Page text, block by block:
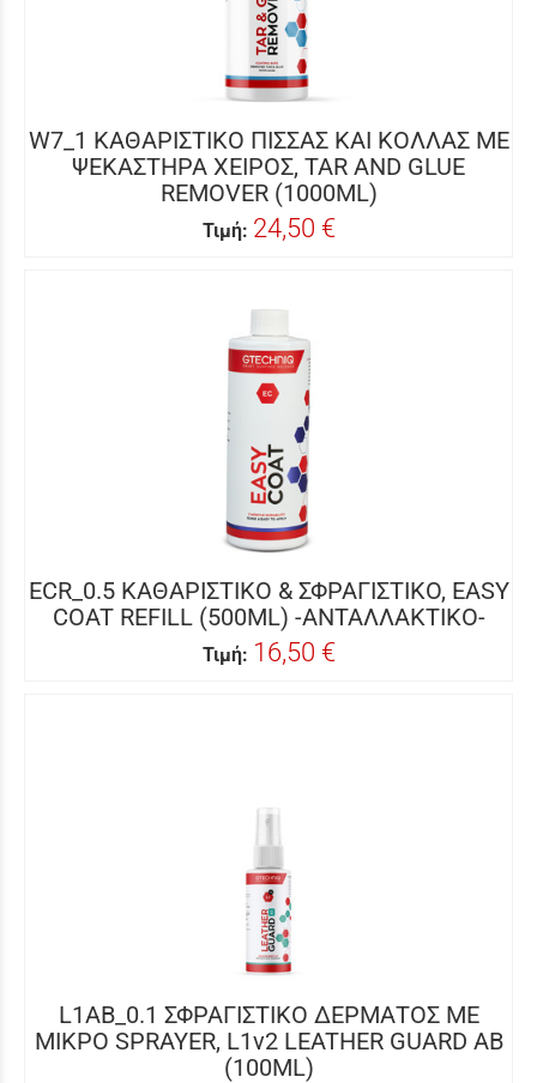
W7_1 ΚΑΘΑΡΙΣΤΙΚΟ ΠΙΣΣΑΣ ΚΑΙ ΚΟΛΛΑΣ ΜΕ
ΨΕΚΑΣΤΗΡΑ ΧΕΙΡΟΣ, TAR AND GLUE
REMOVER (1000ML)
Τιμή: 24,50 €
ECR_0.5 ΚΑΘΑΡΙΣΤΙΚΟ & ΣΦΡΑΓΙΣΤΙΚΟ, EASY
COAT REFILL (500ML) -ΑΝΤΑΛΛΑΚΤΙΚΟ-
Τιμή: 16,50 €
L1AB_0.1 ΣΦΡΑΓΙΣΤΙΚΟ ΔΕΡΜΑΤΟΣ ΜΕ
ΜΙΚΡΟ SPRAYER, L1v2 LEATHER GUARD AB
(100ML)